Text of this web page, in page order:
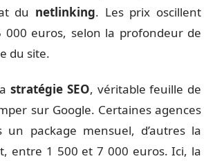
du netlinking. Les prix oscillent
euros, selon la profondeur de
du site.
stratégie SEO, véritable feuille de
sur Google. Certaines agences
un package mensuel, d’autres la
entre 1 500 et 7 000 euros. Ici, la